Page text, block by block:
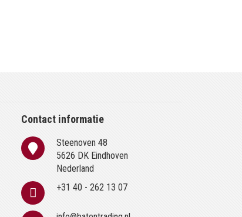
Contact informatie
Steenoven 48
5626 DK Eindhoven
Nederland
+31 40 - 262 13 07